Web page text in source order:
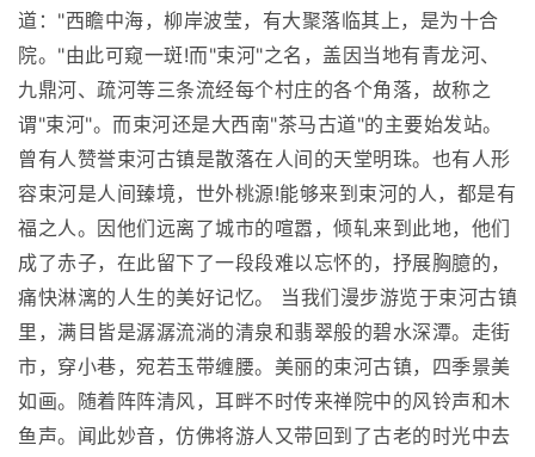
道："西瞻中海，柳岸波莹，有大聚落临其上，是为十合
院。"由此可窥一斑!而"束河"之名，盖因当地有青龙河、
九鼎河、疏河等三条流经每个村庄的各个角落，故称之
谓"束河"。而束河还是大西南"茶马古道"的主要始发站。
曾有人赞誉束河古镇是散落在人间的天堂明珠。也有人形
容束河是人间臻境，世外桃源!能够来到束河的人，都是有
福之人。因他们远离了城市的喧嚣，倾轧来到此地，他们
成了赤子，在此留下了一段段难以忘怀的，抒展胸臆的，
痛快淋漓的人生的美好记忆。 当我们漫步游览于束河古镇
里，满目皆是潺潺流淌的清泉和翡翠般的碧水深潭。走街
市，穿小巷，宛若玉带缠腰。美丽的束河古镇，四季景美
如画。随着阵阵清风，耳畔不时传来禅院中的风铃声和木
鱼声。闻此妙音，仿佛将游人又带回到了古老的时光中去